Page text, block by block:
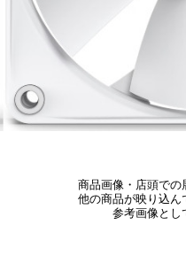
商品画像・店頭での
他の商品が映り込ん
参考画像とし